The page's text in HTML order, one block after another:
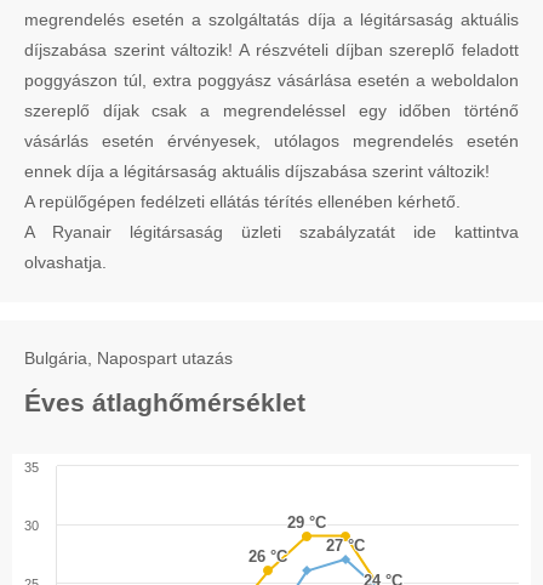
megrendelés esetén a szolgáltatás díja a légitársaság aktuális
díjszabása szerint változik! A részvételi díjban szereplő feladott
poggyászon túl, extra poggyász vásárlása esetén a weboldalon
szereplő díjak csak a megrendeléssel egy időben történő
vásárlás esetén érvényesek, utólagos megrendelés esetén
ennek díja a légitársaság aktuális díjszabása szerint változik!
A repülőgépen fedélzeti ellátás térítés ellenében kérhető.
A Ryanair légitársaság üzleti szabályzatát ide kattintva
olvashatja.
Bulgária, Napospart utazás
Éves átlaghőmérséklet
26 °C
26 °C
29 °C
29 °C
24 °C
24 °C
27 °C
27 °C
30
35